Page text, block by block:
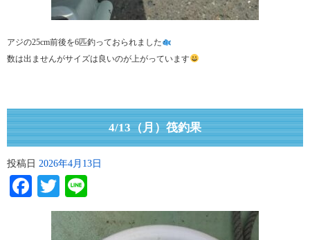
アジの25cm前後を6匹釣っておられました
数は出ませんがサイズは良いのが上がっています
4/13（月）筏釣果
投稿日 2026年4月13日
Facebook
Twitter